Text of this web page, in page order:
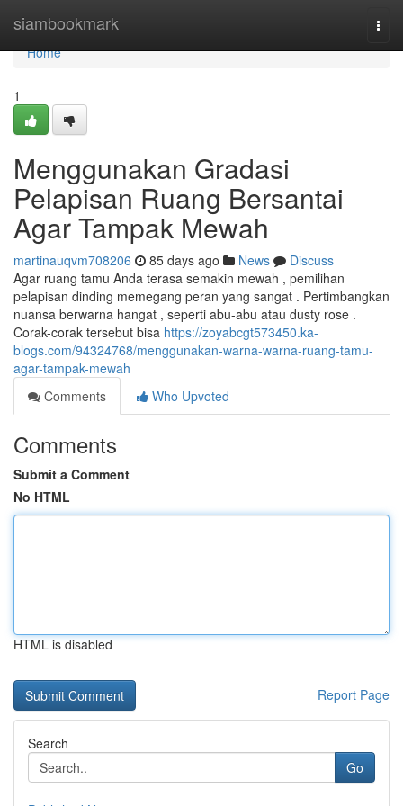
siambookmark
Home
Home
1
Menggunakan Gradasi
Pelapisan Ruang Bersantai
Agar Tampak Mewah
martinauqvm708206 85 days ago News
Discuss
Agar ruang tamu Anda terasa semakin mewah , pemilihan
pelapisan dinding memegang peran yang sangat . Pertimbangkan
nuansa berwarna hangat , seperti abu-abu atau dusty rose .
Corak-corak tersebut bisa https://zoyabcgt573450.ka-
blogs.com/94324768/menggunakan-warna-warna-ruang-tamu-
agar-tampak-mewah
Comments
Who Upvoted
Comments
Submit a Comment
No HTML
HTML is disabled
Report Page
Search
Go